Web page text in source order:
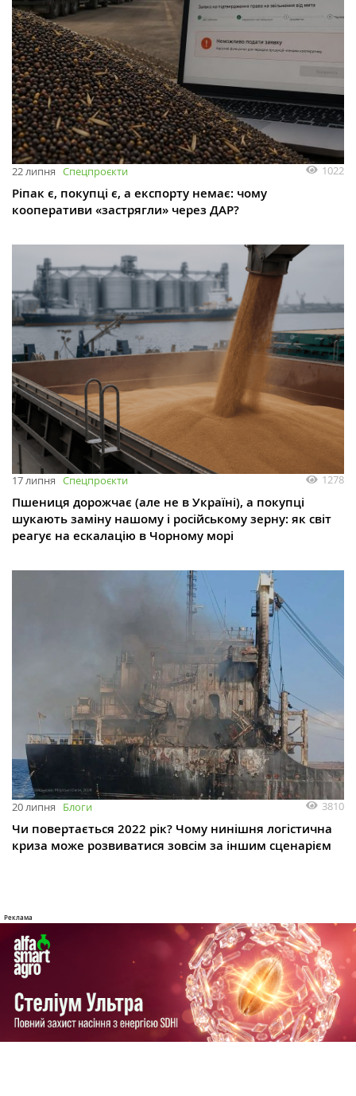
22 липня Спецпроєкти 1022
Ріпак є, покупці є, а експорту немає: чому
кооперативи «застрягли» через ДАР?
17 липня Спецпроєкти 1278
Пшениця дорожчає (але не в Україні), а покупці
шукають заміну нашому і російському зерну: як світ
реагує на ескалацію в Чорному морі
20 липня Блоги 3810
Чи повертається 2022 рік? Чому нинішня логістична
криза може розвиватися зовсім за іншим сценарієм